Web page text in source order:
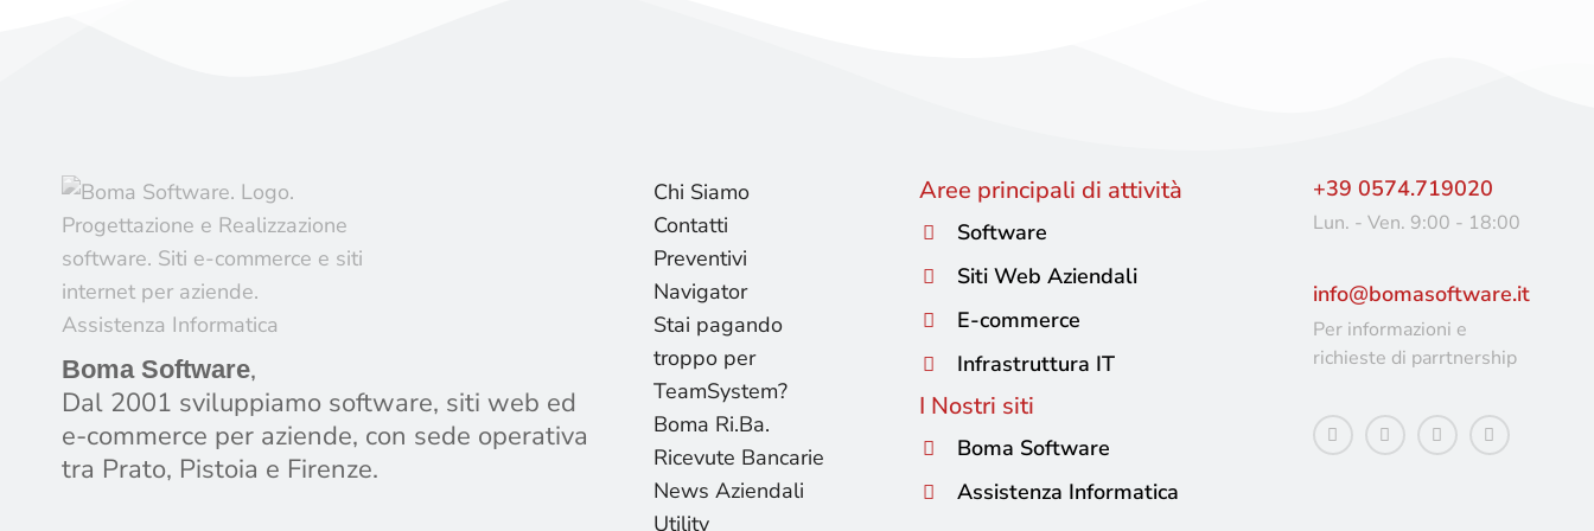
Boma Software,
Dal 2001 sviluppiamo software, siti web ed
e-commerce per aziende, con sede operativa
tra Prato, Pistoia e Firenze.
Chi Siamo
Contatti
Preventivi
Navigator
Stai pagando
troppo per
TeamSystem?
Boma Ri.Ba.
Ricevute Bancarie
News Aziendali
Utility
Aree principali di attività
Software
Siti Web Aziendali
E-commerce
Infrastruttura IT
I Nostri siti
Boma Software
Assistenza Informatica
+39 0574.719020
Lun. - Ven. 9:00 - 18:00
info@bomasoftware.it
Per informazioni e
richieste di parrtnership